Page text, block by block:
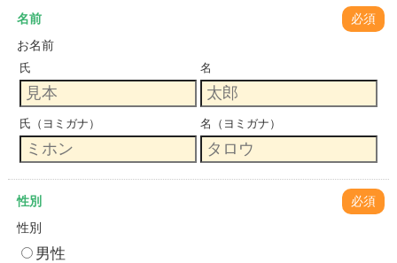
名前
必須
お名前
氏 名
氏（ヨミガナ） 名（ヨミガナ）
性別
必須
性別
男性